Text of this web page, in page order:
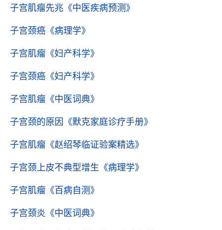
子宫肌瘤先兆 《中医疾病预测》
子宫颈癌 《病理学》
子宫肌瘤 《妇产科学》
子宫颈癌 《妇产科学》
子宫肌瘤 《中医词典》
子宫颈的原因 《默克家庭诊疗手册》
子宫肌瘤 《赵绍琴临证验案精选》
子宫颈上皮不典型增生 《病理学》
子宫肌瘤 《百病自测》
子宫颈炎 《中医词典》